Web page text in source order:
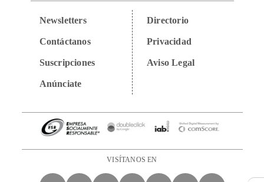
Newsletters
Contáctanos
Suscripciones
Anúnciate
Directorio
Privacidad
Aviso Legal
VISÍTANOS EN